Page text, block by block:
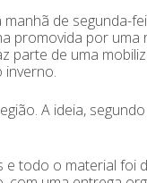
de segunda-
promovida por
parte de uma
inverno.
A ideia,
todo o material foi